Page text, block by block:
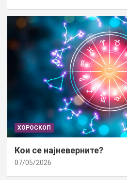
ХОРОСКОП
Кои се најневерните?
07/05/2026